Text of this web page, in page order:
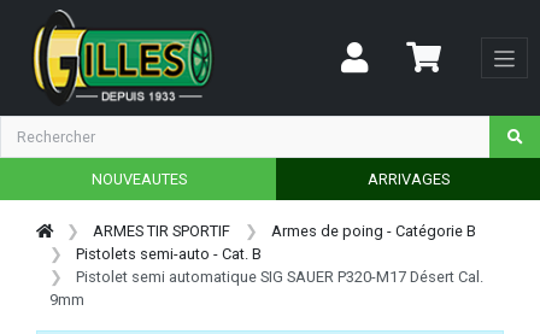
NOUVEAUTES ARRIVAGES
ARMES TIR SPORTIF
Armes de poing - Catégorie B
Pistolets semi-auto - Cat. B
Pistolet semi automatique SIG SAUER P320-M17 Désert Cal.
9mm